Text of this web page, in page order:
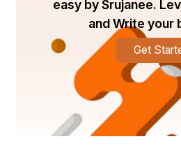
easy by Srujanee.
and Write your
Get